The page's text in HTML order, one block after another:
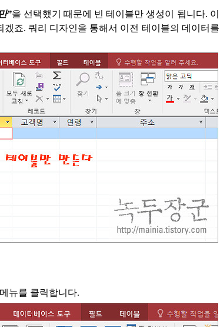
”을 선택했기 때문에 빈 테이블만 생성이 됩니다. 이
겠죠. 쿼리 디자인을 통해서 이전 테이블의 데이터를
뉴를 클릭합니다.